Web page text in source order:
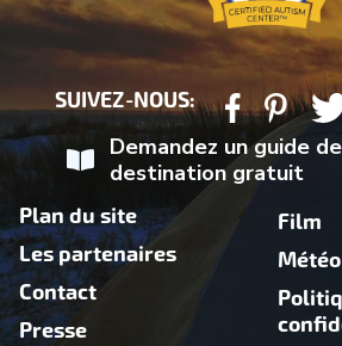
SUIVEZ-NOUS:
Demandez un guide de
destination gratuit
Plan du site
Les partenaires
Contact
Presse
Film